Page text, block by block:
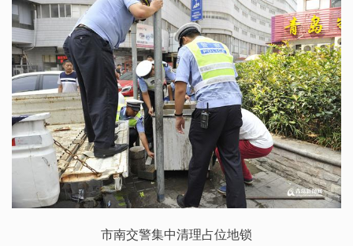
市南交警集中清理占位地锁